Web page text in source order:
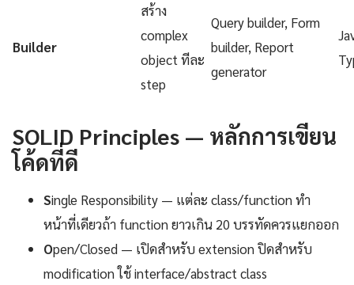
Builder
สร้าง
complex
object ทีละ
step
Query builder, Form
builder, Report
generator
SOLID Principles — หลักการเขียน
โค้ดที่ดี
Single Responsibility — แต่ละ class/function ทำ
หน้าที่เดียวถ้า function ยาวเกิน 20 บรรทัดควรแยกออก
Open/Closed — เปิดสำหรับ extension ปิดสำหรับ
modification ใช้ interface/abstract class